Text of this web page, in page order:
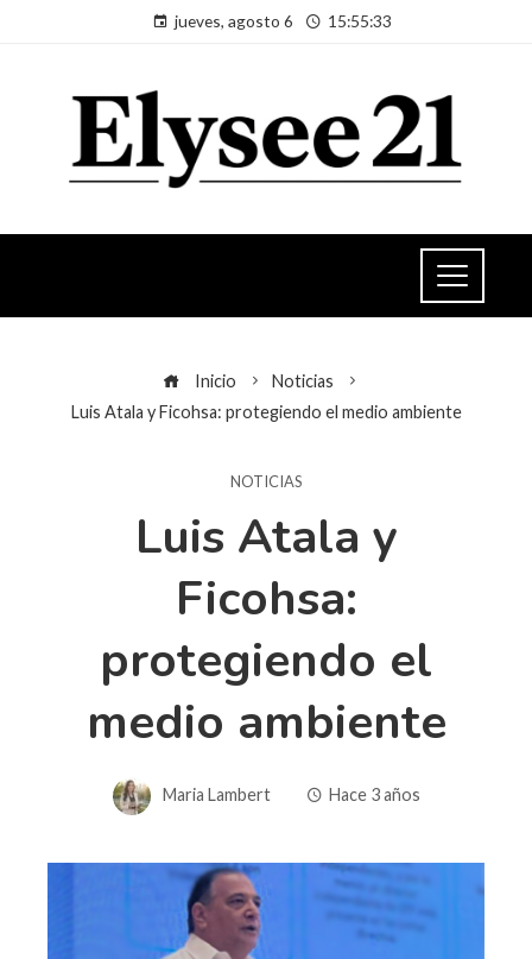
jueves, agosto 6 15:55:34
Inicio
Noticias
Luis Atala y Ficohsa: protegiendo el medio ambiente
NOTICIAS
Luis Atala y
Ficohsa:
protegiendo el
medio ambiente
Maria Lambert Hace 3 años